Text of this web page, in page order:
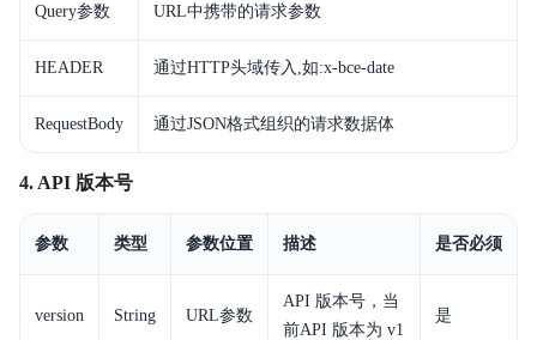
Query参数 URL中携带的请求参数
HEADER 通过HTTP头域传入,如:x-bce-date
RequestBody 通过JSON格式组织的请求数据体
4. API 版本号
参数 类型 参数位置 描述 是否必须
version String URL参数
API 版本号，当
前API 版本为 v1
是